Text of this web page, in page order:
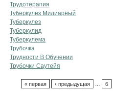
Трудотерапия
Туберкулез Милиарный
Туберкулез
Туберкулид
Туберкулема
Трубочка
Трудности В Обучении
Трубочки Саутейя
« первая ‹ предыдущая 6